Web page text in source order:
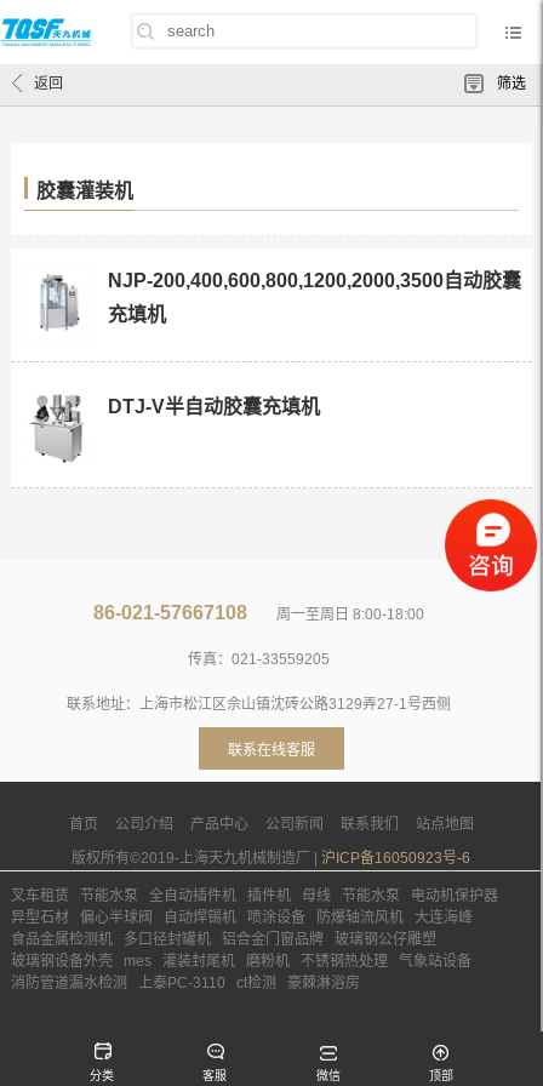
首页/产品中心 胶囊灌装机
返回 筛选
胶囊灌装机
NJP-200,400,600,800,1200,2000,3500自动胶囊
充填机
DTJ-V半自动胶囊充填机
86-021-57667108 周一至周日 8:00-18:00
传真：021-33559205
联系地址：上海市松江区佘山镇沈砖公路3129弄27-1号西侧
联系在线客服
首页 公司介绍 产品中心 公司新闻 联系我们
站点地图
版权所有©2019-上海天九机械制造厂 |沪ICP备16050923号-6
叉车租赁 节能水泵 全自动插件机 插件机 母线 节能水泵
电动机保护器
异型石材
偏心半球阀 自动焊锡机 喷涂设备 防爆轴流风机
大连海峰
食品金属检测机
多口径封罐机 铝合金门窗品牌
玻璃钢公仔雕塑
玻璃钢设备外壳
mes 灌装封尾机 磨粉机 不锈钢热处理
气象站设备
消防管道漏水检测
上泰PC-3110 ct检测 豪棘淋浴房
分类 客服 微信 顶部